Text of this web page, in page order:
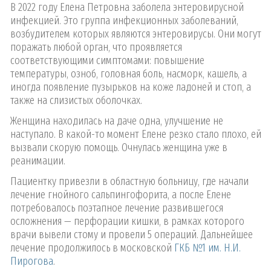
В 2022 году Елена Петровна заболела энтеровирусной
инфекцией. Это группа инфекционных заболеваний,
возбудителем которых являются энтеровирусы. Они могут
поражать любой орган, что проявляется
соответствующими симптомами: повышение
температуры, озноб, головная боль, насморк, кашель, а
иногда появление пузырьков на коже ладоней и стоп, а
также на слизистых оболочках.
Женщина находилась на даче одна, улучшение не
наступало. В какой-то момент Елене резко стало плохо, ей
вызвали скорую помощь. Очнулась женщина уже в
реанимации.
Пациентку привезли в областную больницу, где начали
лечение гнойного сальпингофорита, а после Елене
потребовалось поэтапное лечение развившегося
осложнения — перфорации кишки, в рамках которого
врачи вывели стому и провели 5 операций. Дальнейшее
лечение продолжилось в московской ГКБ №1 им. Н.И.
Пирогова.